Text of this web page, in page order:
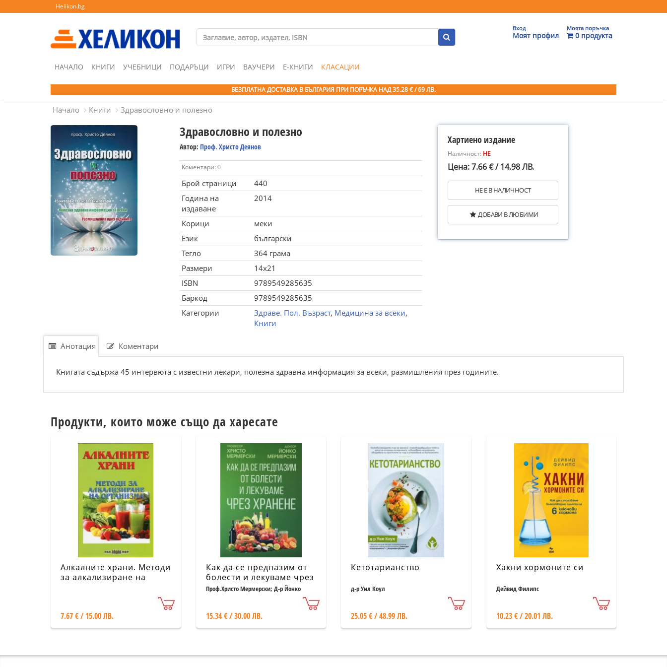
Helikon.bg
Вход
Моят профил
Моята поръчка
0 продукта
НАЧАЛО КНИГИ УЧЕБНИЦИ ПОДАРЪЦИ ИГРИ ВАУЧЕРИ Е-КНИГИ КЛАСАЦИИ
БЕЗПЛАТНА ДОСТАВКА В БЪЛГАРИЯ ПРИ ПОРЪЧКА НАД 35.28 € / 69 ЛВ.
Начало Книги Здравословно и полезно
Здравословно и полезно
Автор: Проф. Христо Деянов
Коментари: 0
Брой страници
440
Година на
издаване
2014
Корици
меки
Език
български
Тегло
364 грама
Размери
14x21
ISBN
9789549285635
Баркод
9789549285635
Категории
Здраве. Пол. Възраст, Медицина за всеки,
Книги
Хартиено издание
Наличност: НЕ
Цена: 7.66 € / 14.98 ЛВ.
НЕ Е В НАЛИЧНОСТ
ДОБАВИ В ЛЮБИМИ
Анотация Коментари
Книгата съдържа 45 интервюта с известни лекари, полезна здравна информация за всеки, размишления през годините.
Продукти, които може също да харесате
Алкалните храни. Методи
за алкализиране на
7.67 € / 15.00 ЛВ.
Как да се предпазим от
болести и лекуваме чрез
хранене
Проф.Христо Мермерски; Д-р Йонко
15.34 € / 30.00 ЛВ.
Кетотарианство
д-р Уил Коул
25.05 € / 48.99 ЛВ.
Хакни хормоните си
Дейвид Филипс
10.23 € / 20.01 ЛВ.